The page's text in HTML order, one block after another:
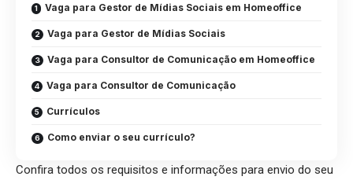
Vaga para Gestor de Mídias Sociais em Homeoffice
Vaga para Gestor de Mídias Sociais
Vaga para Consultor de Comunicação em Homeoffice
Vaga para Consultor de Comunicação
Currículos
Como enviar o seu currículo?
Confira todos os requisitos e informações para envio do seu